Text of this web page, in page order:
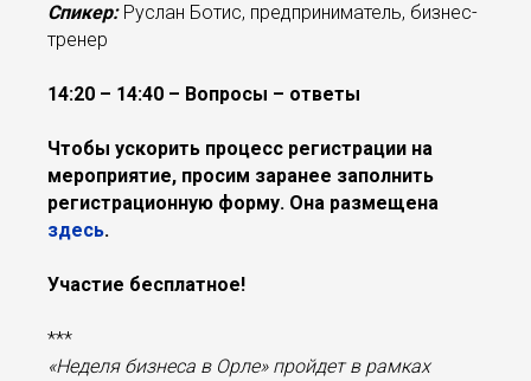
Спикер:Руслан Ботис, предприниматель, бизнес-
тренер
14:20 – 14:40 – Вопросы – ответы
Чтобы ускорить процесс регистрации на
мероприятие, просим заранее заполнить
регистрационную форму. Она размещена
здесь.
Участие бесплатное!
***
«Неделя бизнеса в Орле» пройдет в рамках